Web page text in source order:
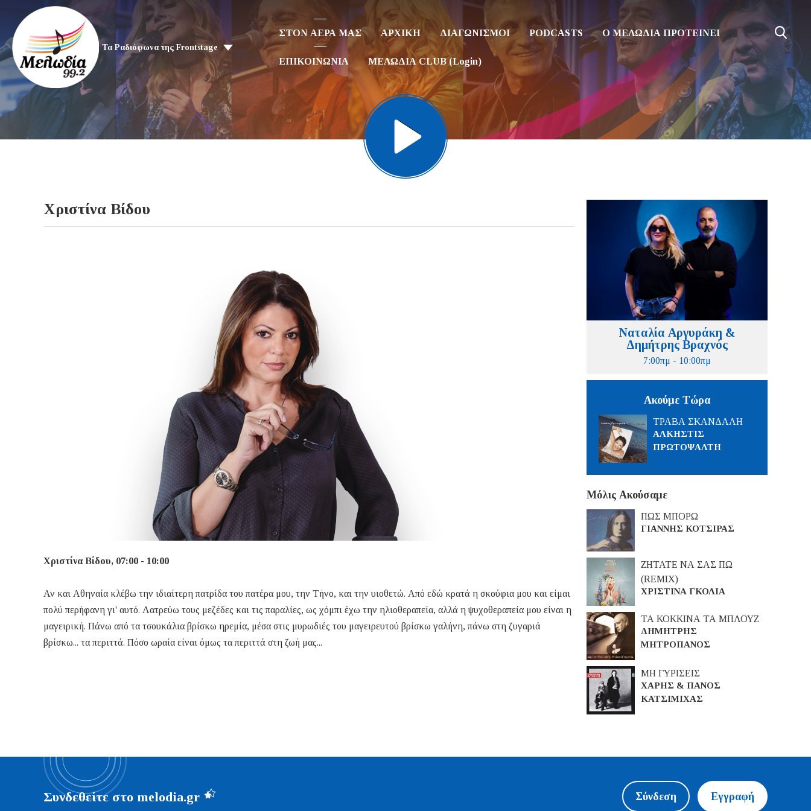
Τα Ραδιόφωνα της Frontstage
ΣΤΟΝ ΑΕΡΑ ΜΑΣ ΑΡΧΙΚΗ ΔΙΑΓΩΝΙΣΜΟΙ PODCASTS Ο ΜΕΛΩΔΙΑ ΠΡΟΤΕΙΝΕΙ
ΕΠΙΚΟΙΝΩΝΙΑ ΜΕΛΩΔΙΑ CLUB (Login)
Χριστίνα Βίδου
Χριστίνα Βίδου, 07:00 - 10:00
Αν και Αθηναία κλέβω την ιδιαίτερη πατρίδα του πατέρα μου, την Τήνο, και την υιοθετώ. Από εδώ κρατά η σκούφια μου και είμαι
πολύ περήφανη γι' αυτό. Λατρεύω τους μεζέδες και τις παραλίες, ως χόμπι έχω την ηλιοθεραπεία, αλλά η ψυχοθεραπεία μου είναι η
μαγειρική. Πάνω από τα τσουκάλια βρίσκω ηρεμία, μέσα στις μυρωδιές του μαγειρευτού βρίσκω γαλήνη, πάνω στη ζυγαριά
βρίσκω... τα περιττά. Πόσο ωραία είναι όμως τα περιττά στη ζωή μας...
Ναταλία Αργυράκη &
Δημήτρης Βραχνός
7:00πμ - 10:00πμ
Ακούμε Τώρα
ΤΡΑΒΑ ΣΚΑΝΔΑΛΗ
ΑΛΚΗΣΤΙΣ
ΠΡΩΤΟΨΑΛΤΗ
Μόλις Ακούσαμε
ΠΩΣ ΜΠΟΡΩ
ΓΙΑΝΝΗΣ ΚΟΤΣΙΡΑΣ
ΖΗΤΑΤΕ ΝΑ ΣΑΣ ΠΩ
(REMIX)
ΧΡΙΣΤΙΝΑ ΓΚΟΛΙΑ
ΤΑ ΚΟΚΚΙΝΑ ΤΑ ΜΠΛΟΥΖ
ΔΗΜΗΤΡΗΣ
ΜΗΤΡΟΠΑΝΟΣ
ΜΗ ΓΥΡΙΣΕΙΣ
ΧΑΡΗΣ & ΠΑΝΟΣ
ΚΑΤΣΙΜΙΧΑΣ
Συνδεθείτε στο melodia.gr Σύνδεση Εγγραφή